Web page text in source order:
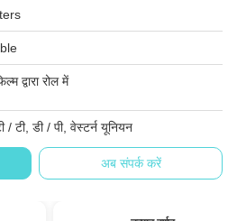
द्वारा रोल में
/ टी, डी / पी, वेस्टर्न यूनियन
अब संपर्क करें